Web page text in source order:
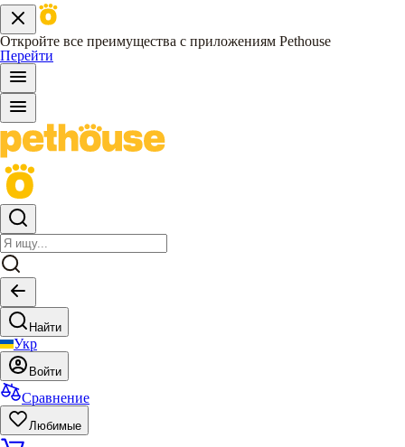
Откройте все преимущества с приложениям Pethouse
Перейти
Найти
Укр
Войти
Сравнение
Любимые